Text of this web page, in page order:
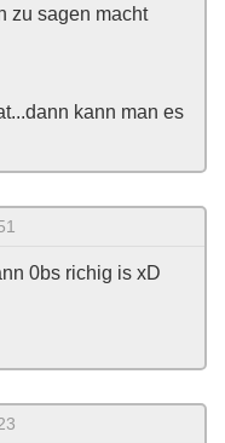
zu sagen macht
kann man es
0bs richig is xD